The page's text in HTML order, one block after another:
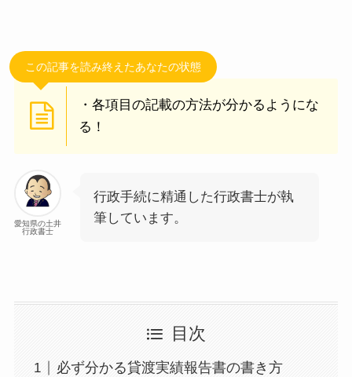
この記事を読み終えたあなたの状態
・各項目の記載の方法が分かるようにな
る！
愛知県の土井
行政書士
行政手続に精通した行政書士が執
筆しています。
目次
必ず分かる貸渡実績報告書の書き方